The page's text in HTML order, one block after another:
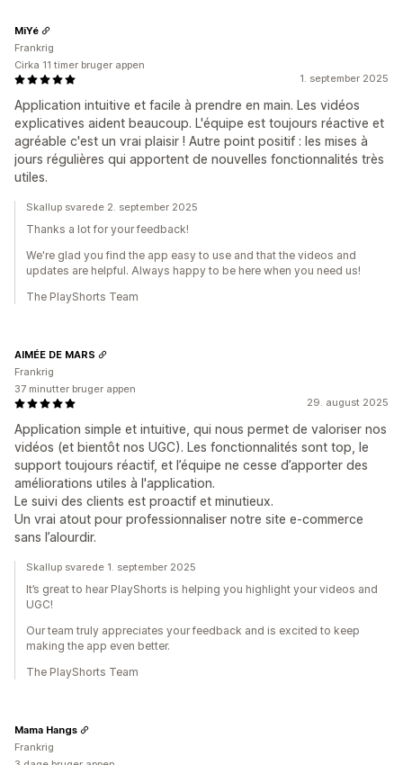
1. september 2025
Application intuitive et facile à prendre en main. Les vidéos
explicatives aident beaucoup. L'équipe est toujours réactive et
agréable c'est un vrai plaisir ! Autre point positif : les mises à
jours régulières qui apportent de nouvelles fonctionnalités très
utiles.
MiYé
Frankrig
Cirka 11 timer bruger appen
Skallup svarede 2. september 2025
Thanks a lot for your feedback!
We're glad you find the app easy to use and that the videos and
updates are helpful. Always happy to be here when you need us!
The PlayShorts Team
29. august 2025
Application simple et intuitive, qui nous permet de valoriser nos
vidéos (et bientôt nos UGC). Les fonctionnalités sont top, le
support toujours réactif, et l’équipe ne cesse d’apporter des
améliorations utiles à l'application.
Le suivi des clients est proactif et minutieux.
Un vrai atout pour professionnaliser notre site e-commerce
sans l’alourdir.
AIMÉE DE MARS
Frankrig
37 minutter bruger appen
Skallup svarede 1. september 2025
It’s great to hear PlayShorts is helping you highlight your videos and
UGC!
Our team truly appreciates your feedback and is excited to keep
making the app even better.
The PlayShorts Team
Mama Hangs
Frankrig